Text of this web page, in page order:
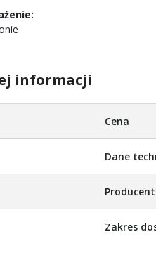
informacji
Cena
Dane
Producent
Zakres